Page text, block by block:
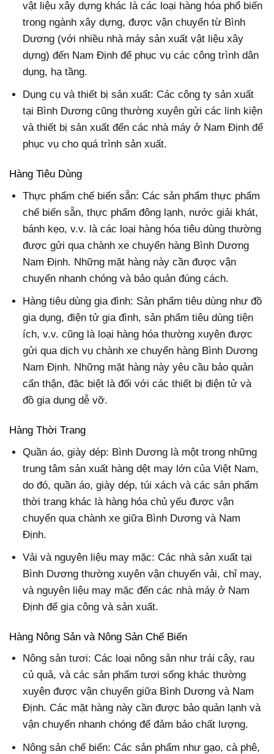
vật liệu xây dựng khác là các loại hàng hóa phổ biến
trong ngành xây dựng, được vận chuyển từ Bình
Dương (với nhiều nhà máy sản xuất vật liệu xây
dựng) đến Nam Định để phục vụ các công trình dân
dụng, hạ tầng.
Dụng cụ và thiết bị sản xuất: Các công ty sản xuất
tại Bình Dương cũng thường xuyên gửi các linh kiện
và thiết bị sản xuất đến các nhà máy ở Nam Định để
phục vụ cho quá trình sản xuất.
Hàng Tiêu Dùng
Thực phẩm chế biến sẵn: Các sản phẩm thực phẩm
chế biến sẵn, thực phẩm đông lạnh, nước giải khát,
bánh kẹo, v.v. là các loại hàng hóa tiêu dùng thường
được gửi qua chành xe chuyển hàng Bình Dương
Nam Định. Những mặt hàng này cần được vận
chuyển nhanh chóng và bảo quản đúng cách.
Hàng tiêu dùng gia đình: Sản phẩm tiêu dùng như đồ
gia dụng, điện tử gia đình, sản phẩm tiêu dùng tiện
ích, v.v. cũng là loại hàng hóa thường xuyên được
gửi qua dịch vụ chành xe chuyển hàng Bình Dương
Nam Định. Những mặt hàng này yêu cầu bảo quản
cẩn thận, đặc biệt là đối với các thiết bị điện tử và
đồ gia dụng dễ vỡ.
Hàng Thời Trang
Quần áo, giày dép: Bình Dương là một trong những
trung tâm sản xuất hàng dệt may lớn của Việt Nam,
do đó, quần áo, giày dép, túi xách và các sản phẩm
thời trang khác là hàng hóa chủ yếu được vận
chuyển qua chành xe giữa Bình Dương và Nam
Định.
Vải và nguyên liệu may mặc: Các nhà sản xuất tại
Bình Dương thường xuyên vận chuyển vải, chỉ may,
và nguyên liệu may mặc đến các nhà máy ở Nam
Định để gia công và sản xuất.
Hàng Nông Sản và Nông Sản Chế Biến
Nông sản tươi: Các loại nông sản như trái cây, rau
củ quả, và các sản phẩm tươi sống khác thường
xuyên được vận chuyển giữa Bình Dương và Nam
Định. Các mặt hàng này cần được bảo quản lạnh và
vận chuyển nhanh chóng để đảm bảo chất lượng.
Nông sản chế biến: Các sản phẩm như gạo, cà phê,